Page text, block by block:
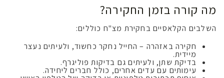
מה קורה בזמן החקירה?
השלבים הקלאסיים בחקירת מצ"ח כוללים:
חקירה באזהרה – החייל נחקר כחשוד, ולעיתים נעצר
מיידית.
בדיקת שתן, ולעיתים גם בדיקות פוליגרף.
עימותים עם עדים אחרים, כולל חברים ליחידה.